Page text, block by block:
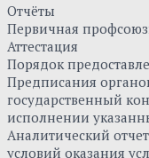
Отчёты
Первичная
Аттестация
Порядок
Предписания
государственный
исполнении
Аналитический
условий оказания